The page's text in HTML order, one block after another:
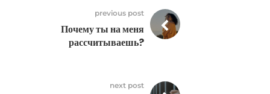
previous post
Почему ты на меня
рассчитываешь?
next post